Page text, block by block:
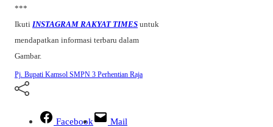
***
Ikuti INSTAGRAM RAKYAT TIMES untuk
mendapatkan informasi terbaru dalam
Gambar.
Pj. Bupati Kamsol SMPN 3 Perhentian Raja
Facebook
Mail